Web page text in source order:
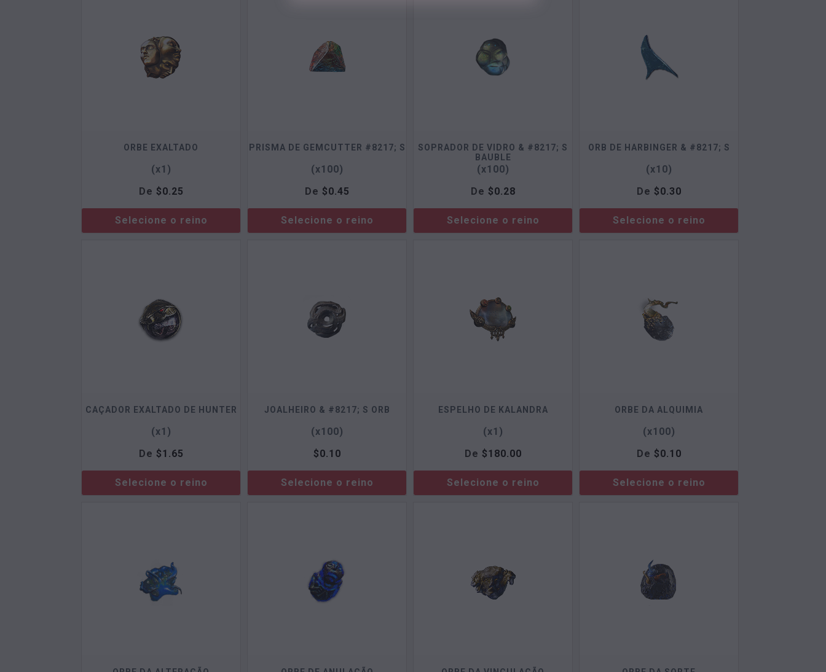
ORBE EXALTADO
(x1)
De $0.25
Selecione o reino
PRISMA DE GEMCUTTER #8217; S
(x100)
De $0.45
Selecione o reino
SOPRADOR DE VIDRO & #8217; S
BAUBLE
(x100)
De $0.28
Selecione o reino
ORB DE HARBINGER & #8217; S
(x10)
De $0.30
Selecione o reino
CAÇADOR EXALTADO DE HUNTER
(x1)
De $1.65
Selecione o reino
JOALHEIRO & #8217; S ORB
(x100)
$0.10
Selecione o reino
ESPELHO DE KALANDRA
(x1)
De $180.00
Selecione o reino
ORBE DA ALQUIMIA
(x100)
De $0.10
Selecione o reino